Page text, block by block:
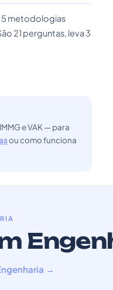
5 metodologias
21 perguntas, leva 3
e VAK — para
ou como funciona
→